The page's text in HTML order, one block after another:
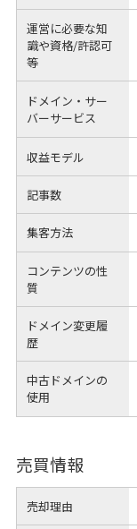
運営に必要な知
識や資格/許認可
等
ドメイン・サー
バーサービス
収益モデル
記事数
集客方法
コンテンツの性
質
ドメイン変更履
歴
中古ドメインの
使用
売買情報
売却理由